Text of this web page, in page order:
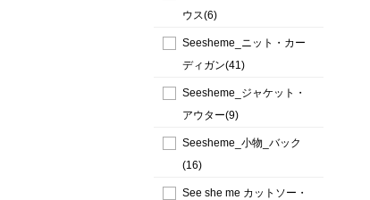
ウス(6)
Seesheme_ニット・カー
ディガン(41)
Seesheme_ジャケット・
アウター(9)
Seesheme_小物_バック
(16)
See she me カットソー・